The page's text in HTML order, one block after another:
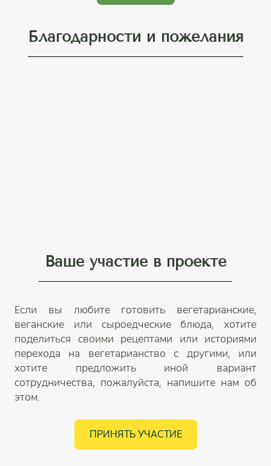
Благодарности и пожелания
Ваше участие в проекте
Если вы любите готовить вегетарианские,
веганские или сыроедческие блюда, хотите
поделиться своими рецептами или историями
перехода на вегетарианство с другими, или
хотите предложить иной вариант
сотрудничества, пожалуйста, напишите нам об
этом.
ПРИНЯТЬ УЧАСТИЕ